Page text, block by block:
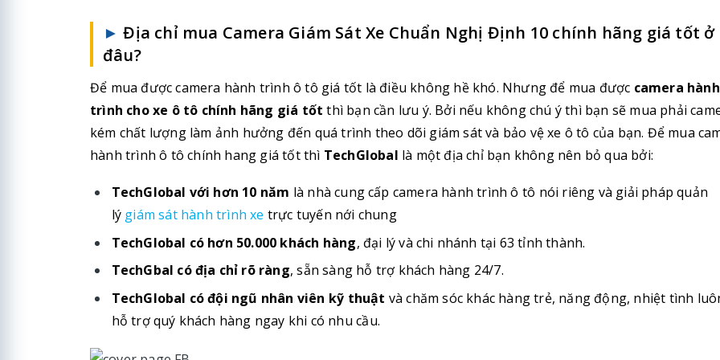
►Địa chỉ mua Camera Giám Sát Xe Chuẩn Nghị Định 10 chính hãng giá tốt ở
đâu?
Để mua được camera hành trình ô tô giá tốt là điều không hề khó. Nhưng để mua được camera hành
trình cho xe ô tô chính hãng giá tốt thì bạn cần lưu ý. Bởi nếu không chú ý thì bạn sẽ mua phải
kém chất lượng làm ảnh hưởng đến quá trình theo dõi giám sát và bảo vệ xe ô tô của bạn. Để mua
hành trình ô tô chính hang giá tốt thì TechGlobal là một địa chỉ bạn không nên bỏ qua bởi:
TechGlobal với hơn 10 năm là nhà cung cấp camera hành trình ô tô nói riêng và giải pháp quản
lý giám sát hành trình xe trực tuyến nới chung
TechGlobal có hơn 50.000 khách hàng, đại lý và chi nhánh tại 63 tỉnh thành.
TechGbal có địa chỉ rõ ràng, sẵn sàng hỗ trợ khách hàng 24/7.
TechGlobal có đội ngũ nhân viên kỹ thuật và chăm sóc khác hàng trẻ, năng động, nhiệt tình
hỗ trợ quý khách hàng ngay khi có nhu cầu.